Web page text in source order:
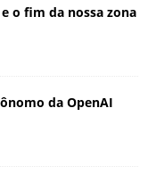
o fim da nossa zona
da OpenAI